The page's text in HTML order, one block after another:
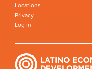
Locations
Privacy
Log in